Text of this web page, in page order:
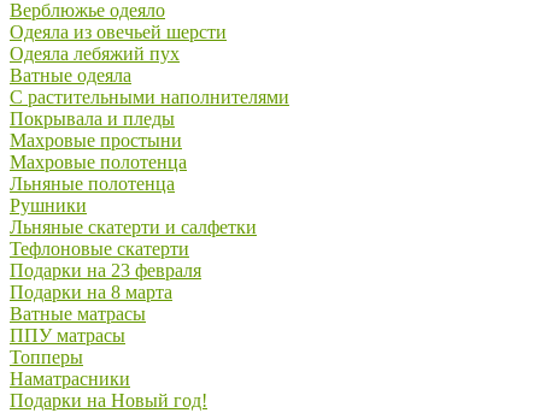
Верблюжье одеяло
Одеяла из овечьей шерсти
Одеяла лебяжий пух
Ватные одеяла
С растительными наполнителями
Покрывала и пледы
Махровые простыни
Махровые полотенца
Льняные полотенца
Рушники
Льняные скатерти и салфетки
Тефлоновые скатерти
Подарки на 23 февраля
Подарки на 8 марта
Ватные матрасы
ППУ матрасы
Топперы
Наматрасники
Подарки на Новый год!